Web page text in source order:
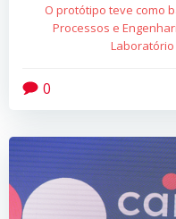
O protótipo teve como
Processos e
Laboratório
0